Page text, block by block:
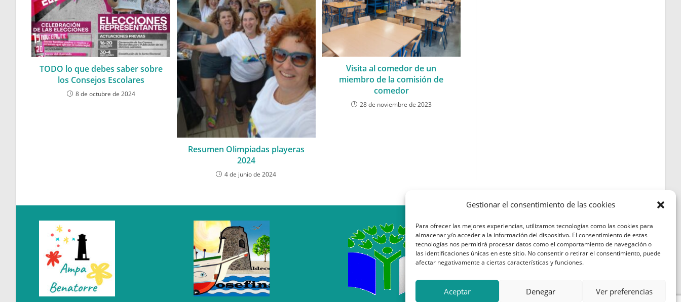
Gestionar el consentimiento de las cookies
Para ofrecer las mejores experiencias, utilizamos tecnologías como las cookies para
almacenar y/o acceder a la información del dispositivo. El consentimiento de estas
tecnologías nos permitirá procesar datos como el comportamiento de navegación o
las identificaciones únicas en este sitio. No consentir o retirar el consentimiento, puede
afectar negativamente a ciertas características y funciones.
Aceptar Denegar Ver preferencias
TODO lo que debes saber sobre
los Consejos Escolares
8 de octubre de 2024
Resumen Olimpiadas playeras
2024
4 de junio de 2024
Visita al comedor de un
miembro de la comisión de
comedor
28 de noviembre de 2023
Política de Cookies
Política de Privacidad